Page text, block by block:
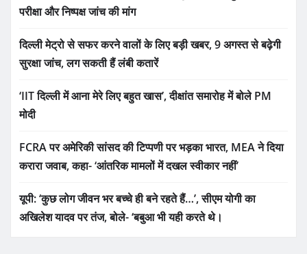
परीक्षा और निष्पक्ष जांच की मांग
दिल्ली मेट्रो से सफर करने वालों के लिए बड़ी खबर, 9 अगस्त से बढ़ेगी
सुरक्षा जांच, लग सकती हैं लंबी कतारें
‘IIT दिल्ली में आना मेरे लिए बहुत खास’, दीक्षांत समारोह में बोले PM
मोदी
FCRA पर अमेरिकी सांसद की टिप्पणी पर भड़का भारत, MEA ने दिया
करारा जवाब, कहा- ‘आंतरिक मामलों में दखल स्वीकार नहीं’
यूपी: ‘कुछ लोग जीवन भर बच्चे ही बने रहते हैं…’, सीएम योगी का
अखिलेश यादव पर तंज, बोले- ‘बबुआ भी यही करते थे।